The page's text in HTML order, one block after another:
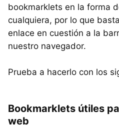
bookmarklets en la forma
cualquiera, por lo que
enlace en cuestión a la
nuestro navegador.
Prueba a hacerlo con los
Bookmarklets útiles
web